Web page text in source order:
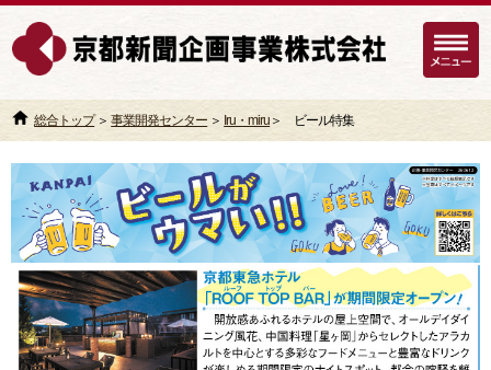
総合トップ＞事業開発センター ＞ Iru・miru ＞ ビール特集